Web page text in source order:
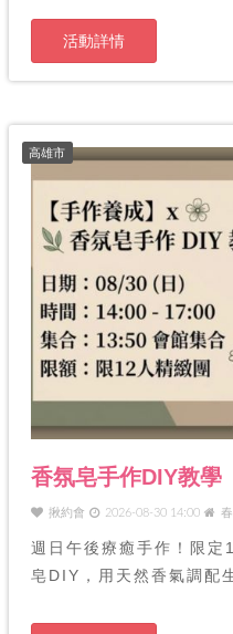
活動詳情
高雄市
香氛皂手作DIY教學
揪約會 2026-08-30 14:00
週日午後療癒手作！限定
皂DIY，用天然香氣調配